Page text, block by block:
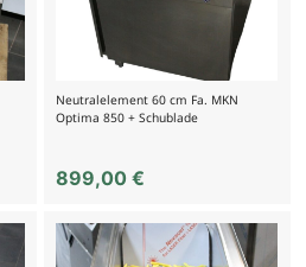
Neutralelement 60 cm Fa. MKN
Optima 850 + Schublade
899,00€